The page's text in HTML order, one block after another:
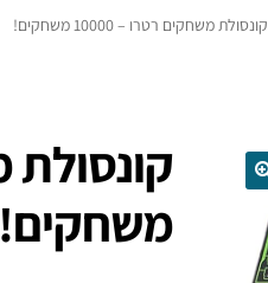
קונסולת משחקים רטרו – 10000 משחקים!
משחקים!